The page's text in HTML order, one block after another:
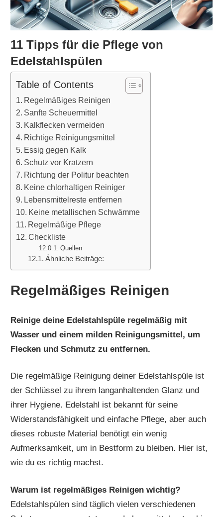
11 Tipps für die Pflege von
Edelstahlspülen
Table of Contents
Regelmäßiges Reinigen
Sanfte Scheuermittel
Kalkflecken vermeiden
Richtige Reinigungsmittel
Essig gegen Kalk
Schutz vor Kratzern
Richtung der Politur beachten
Keine chlorhaltigen Reiniger
Lebensmittelreste entfernen
Keine metallischen Schwämme
Regelmäßige Pflege
Checkliste
Quellen
Ähnliche Beiträge:
Regelmäßiges Reinigen
Reinige deine Edelstahlspüle regelmäßig mit
Wasser und einem milden Reinigungsmittel, um
Flecken und Schmutz zu entfernen.
Die regelmäßige Reinigung deiner Edelstahlspüle ist
der Schlüssel zu ihrem langanhaltenden Glanz und
ihrer Hygiene. Edelstahl ist bekannt für seine
Widerstandsfähigkeit und einfache Pflege, aber auch
dieses robuste Material benötigt ein wenig
Aufmerksamkeit, um in Bestform zu bleiben. Hier ist,
wie du es richtig machst.
Warum ist regelmäßiges Reinigen wichtig?
Edelstahlspülen sind täglich vielen verschiedenen